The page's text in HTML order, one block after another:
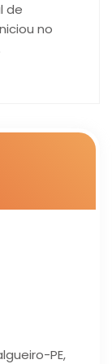
de
no
PE,